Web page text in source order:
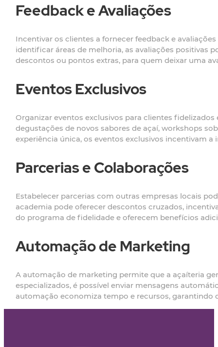
Feedback e Avaliações
Incentivar os clientes a fornecer feedback e
identificar áreas de melhoria, as avaliações positivas
descontos ou pontos extras, para quem deixar uma
Eventos Exclusivos
Organizar eventos exclusivos para clientes
degustações de novos sabores de açaí, workshops
experiência única, os eventos exclusivos incentivam
Parcerias e Colaborações
Estabelecer parcerias com outras empresas locais
academia pode oferecer descontos cruzados,
do programa de fidelidade e oferecem benefícios
Automação de Marketing
A automação de marketing permite que a açaíteria
especializados, é possível enviar mensagens
automação economiza tempo e recursos,